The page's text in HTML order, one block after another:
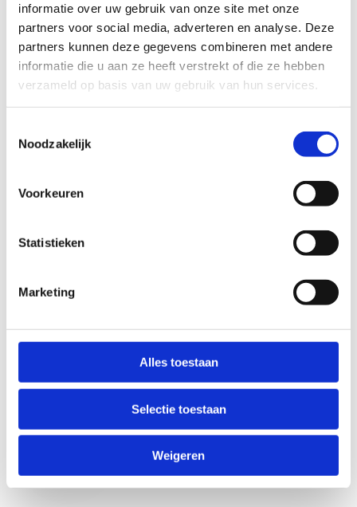
informatie over uw gebruik van onze site met onze
partners voor social media, adverteren en analyse. Deze
partners kunnen deze gegevens combineren met andere
informatie die u aan ze heeft verstrekt of die ze hebben
verzameld op basis van uw gebruik van hun services.
Noodzakelijk
Voorkeuren
Statistieken
Marketing
Alles toestaan
Selectie toestaan
Weigeren
Geef aan tot welk domein jouw vraag behoort
KIES EEN DOMEIN
Jouw vraag
Anti-Robot Verification
Click to start verification
Verzend